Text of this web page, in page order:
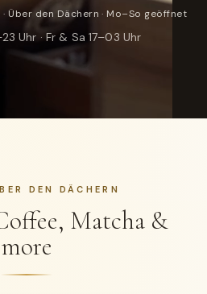
den Dächern · Mo–So geöffnet
Uhr · Fr & Sa 17–03 Uhr
DEN DÄCHERN
Matcha &
more